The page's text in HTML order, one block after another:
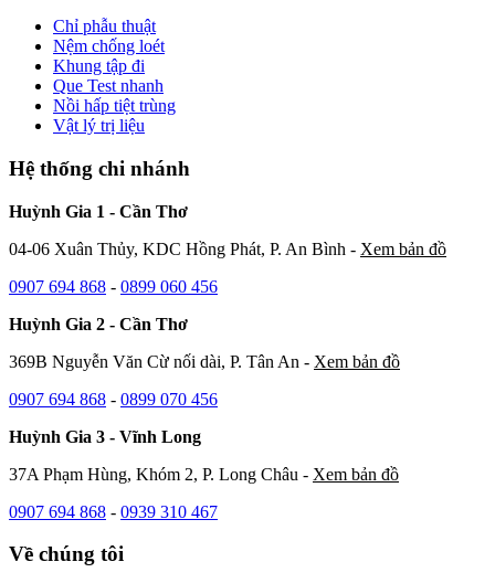
Chỉ phẫu thuật
Nệm chống loét
Khung tập đi
Que Test nhanh
Nồi hấp tiệt trùng
Vật lý trị liệu
Hệ thống chi nhánh
Huỳnh Gia 1 - Cần Thơ
04-06 Xuân Thủy, KDC Hồng Phát, P. An Bình - Xem bản đồ
0907 694 868 - 0899 060 456
Huỳnh Gia 2 - Cần Thơ
369B Nguyễn Văn Cừ nối dài, P. Tân An - Xem bản đồ
0907 694 868 - 0899 070 456
Huỳnh Gia 3 - Vĩnh Long
37A Phạm Hùng, Khóm 2, P. Long Châu - Xem bản đồ
0907 694 868 - 0939 310 467
Về chúng tôi